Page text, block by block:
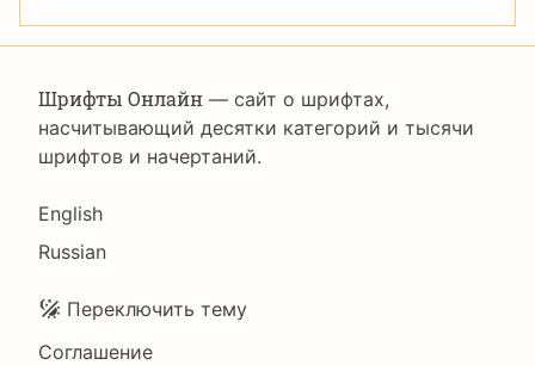
Шрифты Онлайн — сайт о шрифтах,
насчитывающий десятки категорий и тысячи
шрифтов и начертаний.
Language
English
Russian
Подвал
Переключить тему
Соглашение